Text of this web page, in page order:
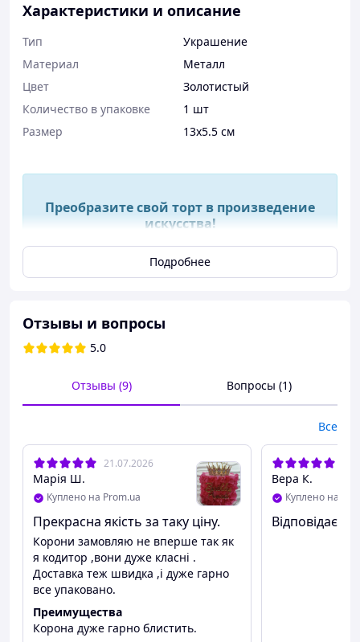
Характеристики и описание
Тип
Украшение
Материал
Металл
Цвет
Золотистый
Количество в упаковке
1 шт
Размер
13х5.5 см
Преобразите свой торт в произведение
искусства!
Преимущества:
Неповторимый шарм и изысканность.
Премиальное качество исполнения.
Подробнее
Отзывы и вопросы
5.0
Отзывы (9) Вопросы (1)
Все
21.07.2026
Марія Ш.
Куплено на Prom.ua
Прекрасна якість за таку ціну.
Корони замовляю не вперше так як
я кодитор ,вони дуже класні .
Доставка теж швидка ,і дуже гарно
все упаковано.
Преимущества
Корона дуже гарно блистить.
Вера К.
Куплено на
Відповідає